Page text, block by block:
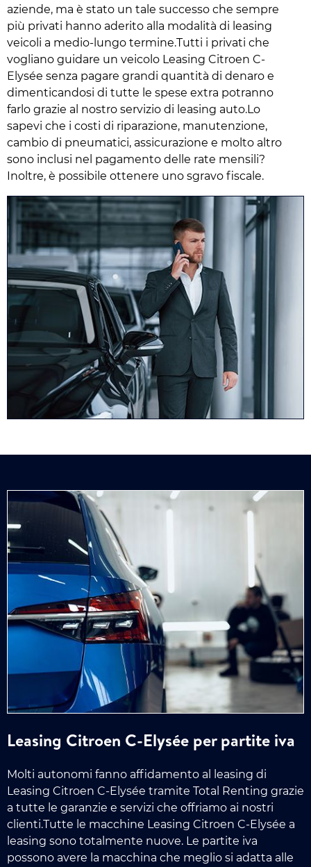
aziende, ma è stato un tale successo che sempre
più privati hanno aderito alla modalità di leasing
veicoli a medio-lungo termine.Tutti i privati che
vogliano guidare un veicolo Leasing Citroen C-
Elysée senza pagare grandi quantità di denaro e
dimenticandosi di tutte le spese extra potranno
farlo grazie al nostro servizio di leasing auto.Lo
sapevi che i costi di riparazione, manutenzione,
cambio di pneumatici, assicurazione e molto altro
sono inclusi nel pagamento delle rate mensili?
Inoltre, è possibile ottenere uno sgravo fiscale.
Leasing Citroen C-Elysée per partite iva
Molti autonomi fanno affidamento al leasing di
Leasing Citroen C-Elysée tramite Total Renting grazie
a tutte le garanzie e servizi che offriamo ai nostri
clienti.Tutte le macchine Leasing Citroen C-Elysée a
leasing sono totalmente nuove. Le partite iva
possono avere la macchina che meglio si adatta alle